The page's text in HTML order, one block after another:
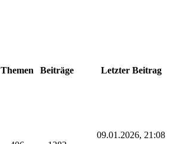
Themen Beiträge Letzter Beitrag
09.01.2026, 21:08